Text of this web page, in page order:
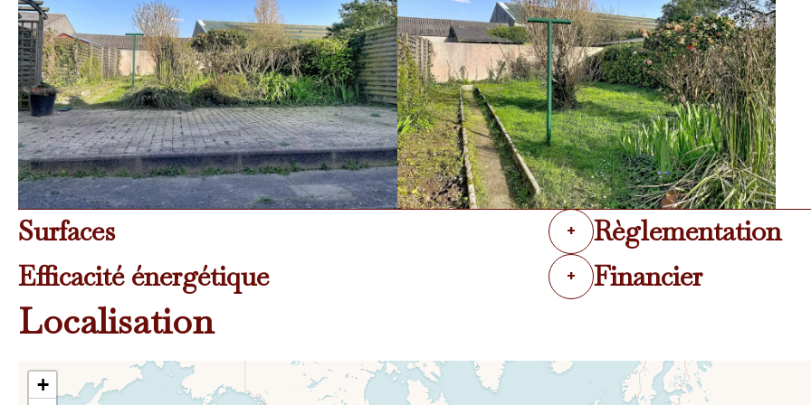
Surfaces +
Règlementation
Efficacité énergétique
+ Financier
Localisation
+